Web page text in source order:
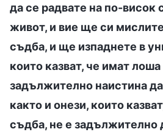
да се радвате на по-висок
живот, и вие ще си
съдба, и ще изпаднете в
които казват, че имат
задължително наистина
както и онези, които
съдба, не е задължително